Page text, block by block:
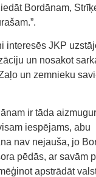
Bordānam,
interesēs JKP
un nosakot
un zemnieku
ir tāda
iespējams, abu
nav nejauša, jo
pēdās, ar savām
apstrādāt